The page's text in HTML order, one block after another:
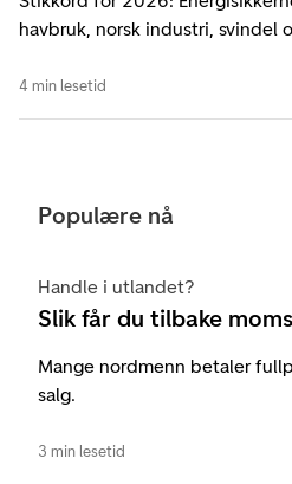
havbruk, norsk industri, svindel
4 min lesetid
Populære nå
Handle i utlandet?
Slik får du tilbake
Mange nordmenn betaler
salg.
3 min lesetid